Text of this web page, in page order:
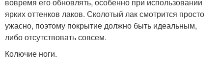
ярких оттенков лаков. Сколотый лак смотрится просто
ужасно, поэтому покрытие должно быть идеальным,
либо отсутствовать совсем.
Колючие ноги.